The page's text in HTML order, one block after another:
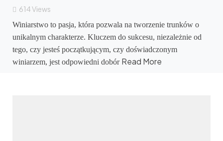
614Views
Winiarstwo to pasja, która pozwala na tworzenie trunków o
unikalnym charakterze. Kluczem do sukcesu, niezależnie od
tego, czy jesteś początkującym, czy doświadczonym
winiarzem, jest odpowiedni dobór Read More